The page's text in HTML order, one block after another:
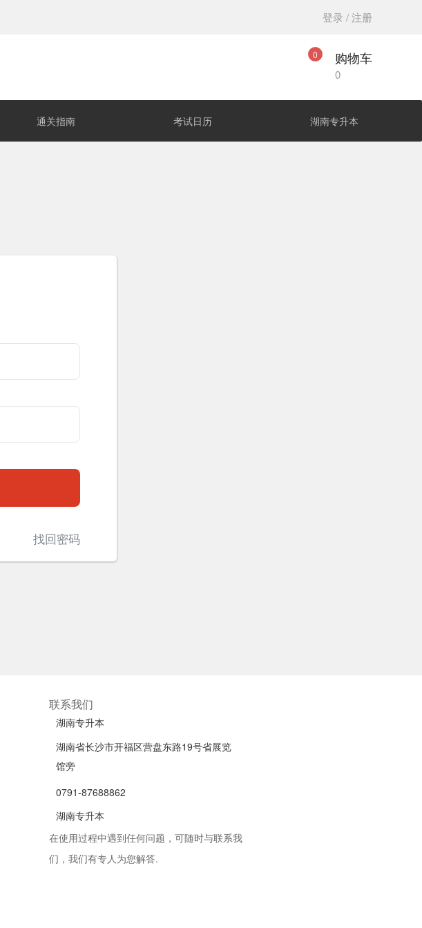
登录 / 注册
0 购物车
0
通关指南 考试日历 湖南专升本
找回密码
联系我们
湖南专升本
湖南省长沙市开福区营盘东路19号省展览
馆旁
0791-87688862
湖南专升本
湖南省长沙市开福区营盘东路19号省展览
馆旁
在使用过程中遇到任何问题，可随时与联系我
们，我们有专人为您解答.